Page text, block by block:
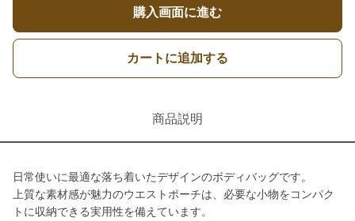
購入画面に進む
カートに追加する
商品説明
日常使いに最適な落ち着いたデザインのボディバッグです。
上質な素材感が魅力のウエストポーチは、必要な小物をコンパク
トに収納できる実用性を備えています。